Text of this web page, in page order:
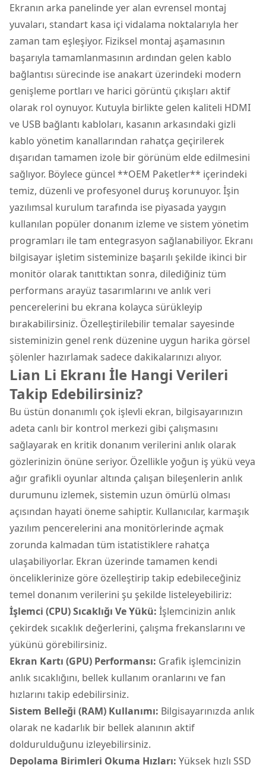
Ekranın arka panelinde yer alan evrensel montaj
yuvaları, standart kasa içi vidalama noktalarıyla her
zaman tam eşleşiyor. Fiziksel montaj aşamasının
başarıyla tamamlanmasının ardından gelen kablo
bağlantısı sürecinde ise anakart üzerindeki modern
genişleme portları ve harici görüntü çıkışları aktif
olarak rol oynuyor. Kutuyla birlikte gelen kaliteli HDMI
ve USB bağlantı kabloları, kasanın arkasındaki gizli
kablo yönetim kanallarından rahatça geçirilerek
dışarıdan tamamen izole bir görünüm elde edilmesini
sağlıyor. Böylece güncel **OEM Paketler** içerindeki
temiz, düzenli ve profesyonel duruş korunuyor. İşin
yazılımsal kurulum tarafında ise piyasada yaygın
kullanılan popüler donanım izleme ve sistem yönetim
programları ile tam entegrasyon sağlanabiliyor. Ekranı
bilgisayar işletim sisteminize başarılı şekilde ikinci bir
monitör olarak tanıttıktan sonra, dilediğiniz tüm
performans arayüz tasarımlarını ve anlık veri
pencerelerini bu ekrana kolayca sürükleyip
bırakabilirsiniz. Özelleştirilebilir temalar sayesinde
sisteminizin genel renk düzenine uygun harika görsel
şölenler hazırlamak sadece dakikalarınızı alıyor.
Lian Li Ekranı İle Hangi Verileri
Takip Edebilirsiniz?
Bu üstün donanımlı çok işlevli ekran, bilgisayarınızın
adeta canlı bir kontrol merkezi gibi çalışmasını
sağlayarak en kritik donanım verilerini anlık olarak
gözlerinizin önüne seriyor. Özellikle yoğun iş yükü veya
ağır grafikli oyunlar altında çalışan bileşenlerin anlık
durumunu izlemek, sistemin uzun ömürlü olması
açısından hayati öneme sahiptir. Kullanıcılar, karmaşık
yazılım pencerelerini ana monitörlerinde açmak
zorunda kalmadan tüm istatistiklere rahatça
ulaşabiliyorlar. Ekran üzerinde tamamen kendi
önceliklerinize göre özelleştirip takip edebileceğiniz
temel donanım verilerini şu şekilde listeleyebiliriz:
İşlemci (CPU) Sıcaklığı Ve Yükü: İşlemcinizin anlık
çekirdek sıcaklık değerlerini, çalışma frekanslarını ve
yükünü görebilirsiniz.
Ekran Kartı (GPU) Performansı: Grafik işlemcinizin
anlık sıcaklığını, bellek kullanım oranlarını ve fan
hızlarını takip edebilirsiniz.
Sistem Belleği (RAM) Kullanımı: Bilgisayarınızda anlık
olarak ne kadarlık bir bellek alanının aktif
doldurulduğunu izleyebilirsiniz.
Depolama Birimleri Okuma Hızları: Yüksek hızlı SSD